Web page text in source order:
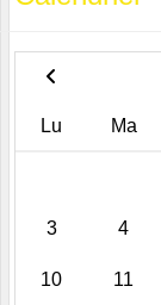
Lu Ma
3 4
10 11